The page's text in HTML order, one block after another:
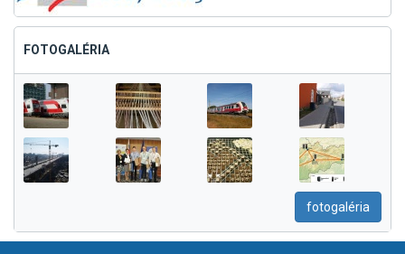
FOTOGALÉRIA
fotogaléria